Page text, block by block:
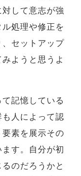
して意志が強
処理や修正を
セットアップ
ようと思うよ
記憶している
人によって認
素を展示その
す。自分が初
のだろうかと